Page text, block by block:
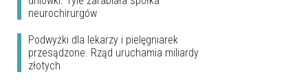
neurochirurgów
Podwyżki dla lekarzy i pielęgniarek
przesądzone. Rząd uruchamia miliardy
złotych